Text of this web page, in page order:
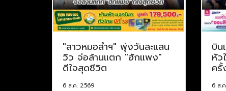
"สาวหมอลำฯ" พุ่งวันละแสน
วิว จ่อล้านแตก "ฮักแพง"
ดีใจสุดชีวิต
6 ส.ค. 2569
บิน
หัว
ครั้
6 ส.